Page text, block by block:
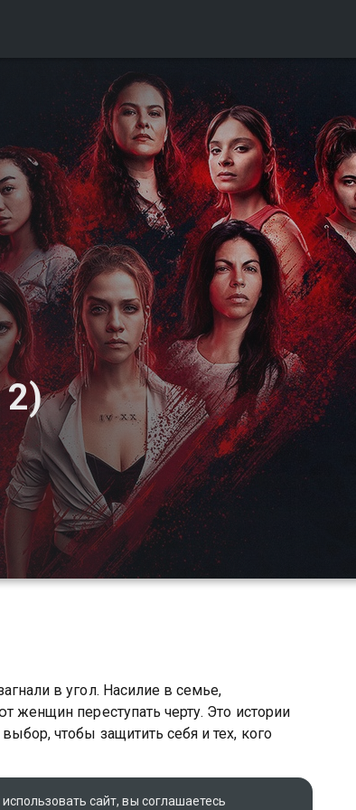
в угол. Насилие в семье,
женщин переступать черту. Это истории
чтобы защитить себя и тех, кого
совершенно бесплатно в хорошем
сайт, вы соглашаетесь